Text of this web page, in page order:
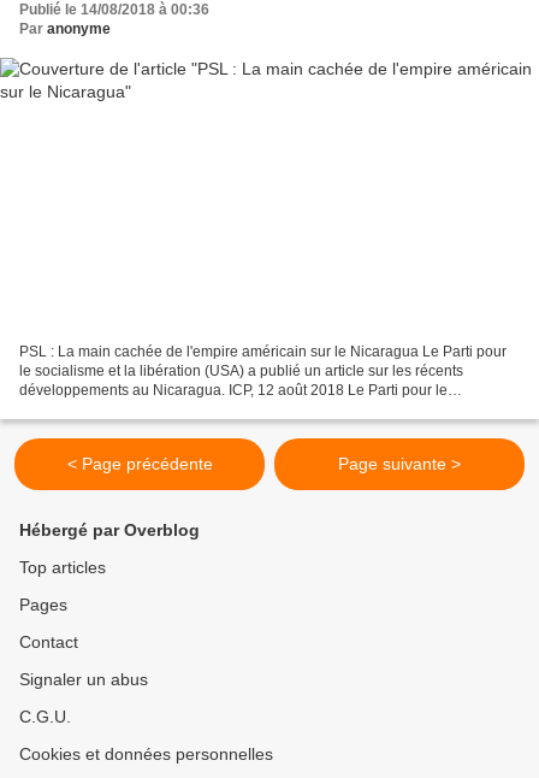
Publié le 14/08/2018 à 00:36
Par anonyme
PSL : La main cachée de l'empire américain sur le Nicaragua Le Parti pour
le socialisme et la libération (USA) a publié un article sur les récents
développements au Nicaragua. ICP, 12 août 2018 Le Parti pour le
< Page précédente Page suivante >
Hébergé par Overblog
Top articles
Pages
Contact
Signaler un abus
C.G.U.
Cookies et données personnelles